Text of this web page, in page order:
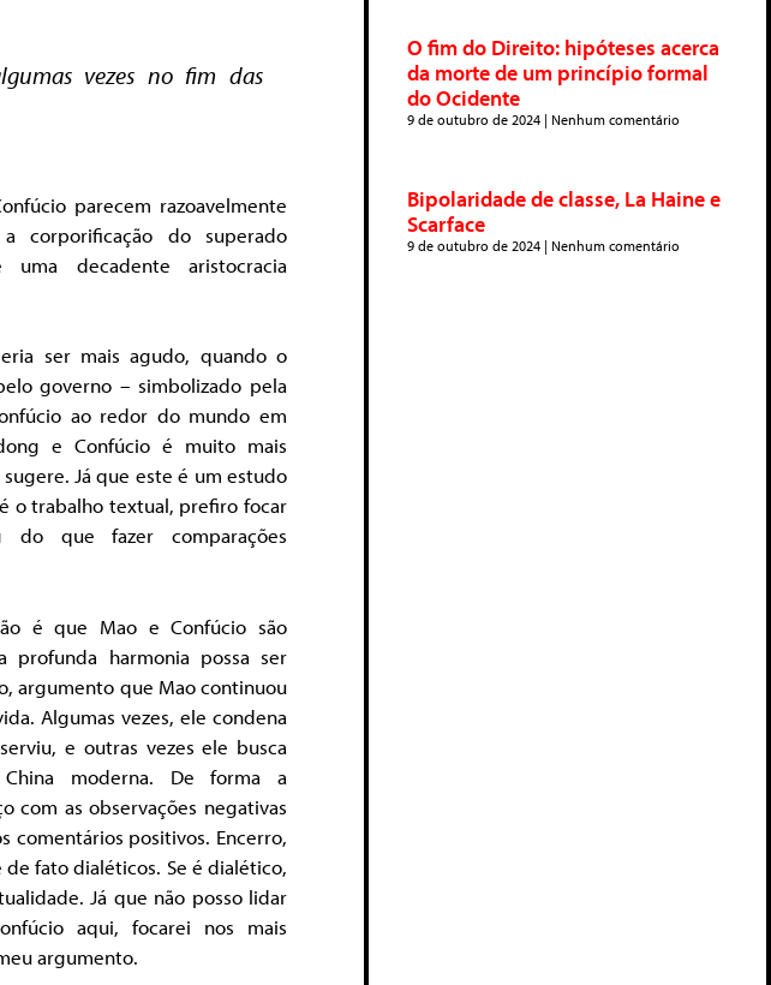
vezes no fim das
parecem razoavelmente
corporificação do superado
decadente aristocracia
ser mais agudo, quando o
governo – simbolizado pela
ao redor do mundo em
e Confúcio é muito mais
Já que este é um estudo
o trabalho textual, prefiro focar
que fazer comparações
é que Mao e Confúcio são
profunda harmonia possa ser
argumento que Mao continuou
Algumas vezes, ele condena
e outras vezes ele busca
moderna. De forma a
com as observações negativas
comentários positivos. Encerro,
fato dialéticos. Se é dialético,
Já que não posso lidar
aqui, focarei nos mais
argumento.
O fim do Direito: hipóteses acerca
da morte de um princípio formal
do Ocidente
9 de outubro de 2024 Nenhum comentário
Bipolaridade de classe, La Haine e
Scarface
9 de outubro de 2024 Nenhum comentário